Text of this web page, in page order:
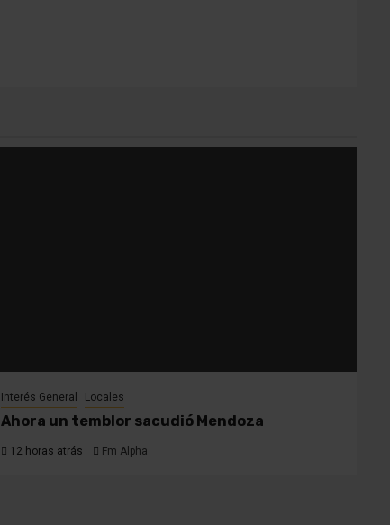
Interés General Locales
Ahora un temblor sacudió Mendoza
12 horas atrás Fm Alpha